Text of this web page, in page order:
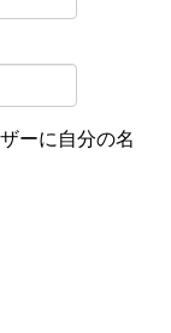
ーに自分の名